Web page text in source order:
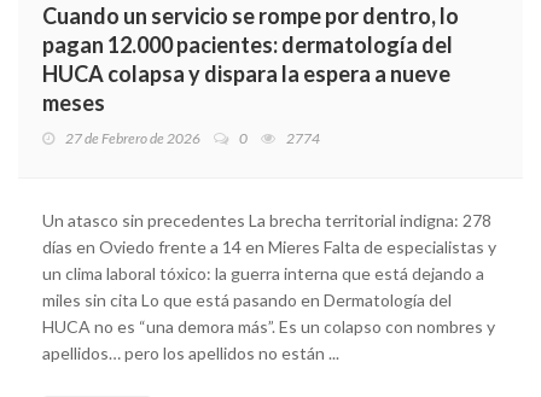
Cuando un servicio se rompe por dentro, lo
pagan 12.000 pacientes: dermatología del
HUCA colapsa y dispara la espera a nueve
meses
27 de Febrero de 2026 0 2774
Un atasco sin precedentes La brecha territorial indigna: 278
días en Oviedo frente a 14 en Mieres Falta de especialistas y
un clima laboral tóxico: la guerra interna que está dejando a
miles sin cita Lo que está pasando en Dermatología del
HUCA no es “una demora más”. Es un colapso con nombres y
apellidos… pero los apellidos no están ...